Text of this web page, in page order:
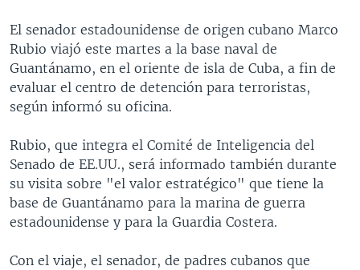
FORO [RADIO]
DEPORTIVO INTERNACIONAL
NOTA ECONÓMICA
Idiomas
El senador estadounidense de origen cubano Marco
Rubio viajó este martes a la base naval de
Guantánamo, en el oriente de isla de Cuba, a fin de
evaluar el centro de detención para terroristas,
según informó su oficina.
Rubio, que integra el Comité de Inteligencia del
Senado de EE.UU., será informado también durante
su visita sobre "el valor estratégico" que tiene la
base de Guantánamo para la marina de guerra
estadounidense y para la Guardia Costera.
Con el viaje, el senador, de padres cubanos que